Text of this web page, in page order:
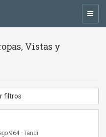
Vistas y
filtros
964 - Tandil